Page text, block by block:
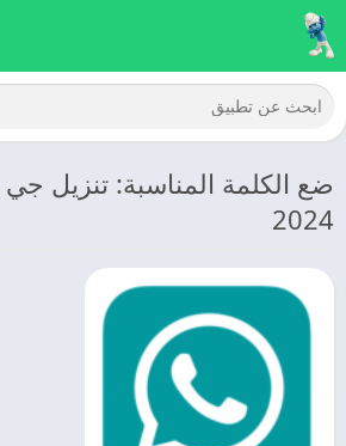
ضع الكلمة المناسبة: تنزيل
2024